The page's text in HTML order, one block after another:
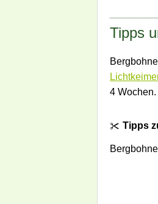
Tipps
4
Tipps